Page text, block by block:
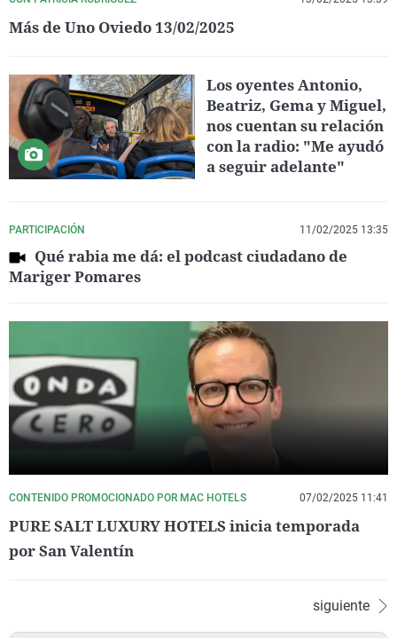
Más de Uno Oviedo 13/02/2025
Los oyentes Antonio,
Beatriz, Gema y Miguel,
nos cuentan su relación
con la radio: "Me ayudó
a seguir adelante"
PARTICIPACIÓN 11/02/2025 13:35
Qué rabia me dá: el podcast ciudadano de
Mariger Pomares
CONTENIDO PROMOCIONADO POR MAC HOTELS 07/02/2025 11:41
PURE SALT LUXURY HOTELS inicia temporada
por San Valentín
siguiente